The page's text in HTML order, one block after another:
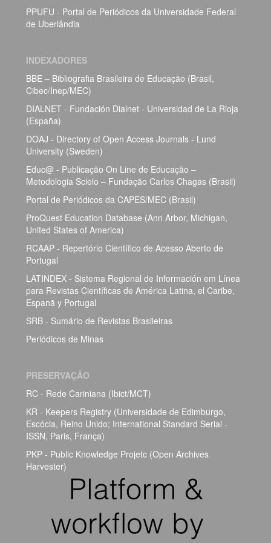
PPUFU - Portal de Periódicos da Universidade Federal
de Uberlândia
INDEXADORES
BBE – Bibliografia Brasileira de Educação (Brasil,
Cibec/Inep/MEC)
DIALNET - Fundación Dialnet - Universidad de La Rioja
(España)
DOAJ - Directory of Open Access Journals - Lund
University (Sweden)
Educ@ - Publicação On Line de Educação –
Metodologia Scielo – Fundação Carlos Chagas (Brasil)
Portal de Periódicos da CAPES/MEC (Brasil)
ProQuest Education Database (Ann Arbor, Michigan,
United States of America)
RCAAP - Repertório Científico de Acesso Aberto de
Portugal
LATINDEX - Sistema Regional de Información em Línea
para Revistas Científicas de América Latina, el Caribe,
Espanã y Portugal
SRB - Sumário de Revistas Brasileiras
Periódicos de Minas
PRESERVAÇÃO
RC - Rede Cariniana (Ibict/MCT)
KR - Keepers Registry (Universidade de Edimburgo,
Escócia, Reino Unido; International Standard Serial -
ISSN, Paris, França)
PKP - Public Knowledge Projetc (Open Archives
Harvester)